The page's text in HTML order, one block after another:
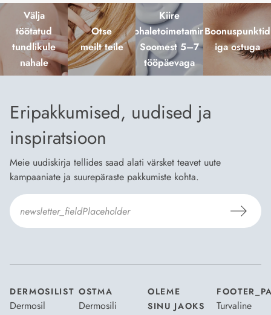
Välja
töötatud
tundlikule
nahale
Otse
meilt teile
Kiire
kohaletoimetamine
Soomest 5–7
tööpäevaga
Boonuspunktid
iga ostuga
Eripakkumised, uudised ja
inspiratsioon
Meie uudiskirja tellides saad alati värsket teavet uute
kampaaniate ja suurepäraste pakkumiste kohta.
DERMOSILIST
Dermosil
OSTMA
Dermosili
OLEME
SINU JAOKS
Turvaline